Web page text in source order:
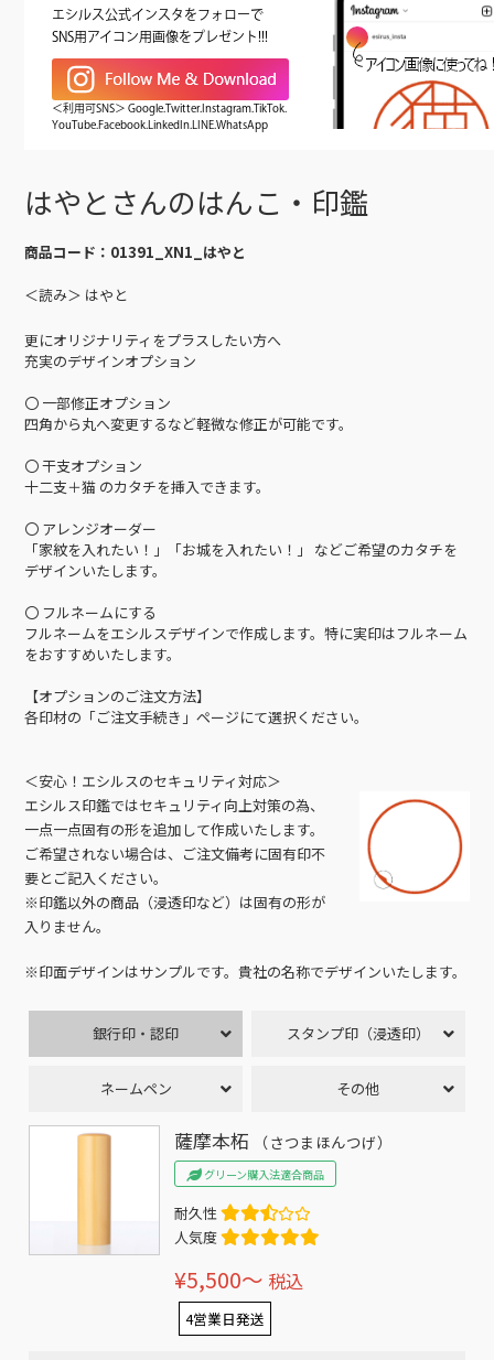
エシルス公式インスタをフォローで
SNS用アイコン用画像をプレゼント!!!
＜利用可SNS＞ Google.Twitter.Instagram.TikTok.
YouTube.Facebook.LinkedIn.LINE.WhatsApp
はやとさんのはんこ・印鑑
商品コード： 01391_XN1_はやと
＜読み＞ はやと
更にオリジナリティをプラスしたい方へ
充実のデザインオプション
〇 一部修正オプション
四角から丸へ変更するなど軽微な修正が可能です。
〇 干支オプション
十二支＋猫 のカタチを挿入できます。
〇 アレンジオーダー
「家紋を入れたい！」「お城を入れたい！」 などご希望のカタチを
デザインいたします。
〇 フルネームにする
フルネームをエシルスデザインで作成します。特に実印はフルネーム
をおすすめいたします。
【オプションのご注文方法】
各印材の「ご注文手続き」ページにて選択ください。
＜安心！エシルスのセキュリティ対応＞
エシルス印鑑ではセキュリティ向上対策の為、
一点一点固有の形を追加して作成いたします。
ご希望されない場合は、ご注文備考に固有印不
要とご記入ください。
※印鑑以外の商品（浸透印など）は固有の形が
入りません。
※印面デザインはサンプルです。貴社の名称でデザインいたします。
銀行印・認印 スタンプ印（浸透印）
ネームペン その他
薩摩本柘 （さつまほんつげ）
グリーン購入法適合商品
耐久性
人気度
¥5,500〜 税込
4営業日発送